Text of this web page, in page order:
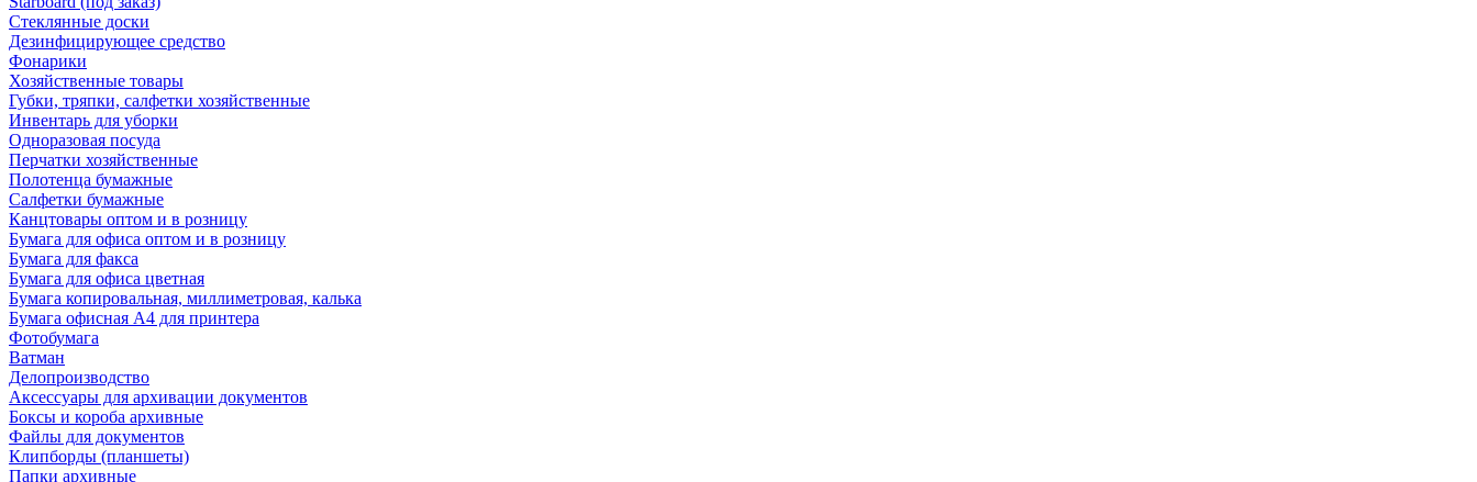
Стеклянные доски
Дезинфицирующее средство
Фонарики
Хозяйственные товары
Губки, тряпки, салфетки хозяйственные
Инвентарь для уборки
Одноразовая посуда
Перчатки хозяйственные
Полотенца бумажные
Салфетки бумажные
Канцтовары оптом и в розницу
Бумага для офиса оптом и в розницу
Бумага для факса
Бумага для офиса цветная
Бумага копировальная, миллиметровая, калька
Бумага офисная А4 для принтера
Фотобумага
Ватман
Делопроизводство
Аксессуары для архивации документов
Боксы и короба архивные
Файлы для документов
Клипборды (планшеты)
Папки архивные